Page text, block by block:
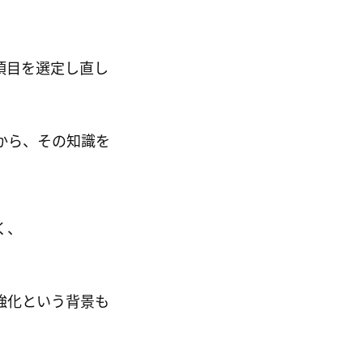
を選定し直し
ら、その知識を
化という背景も